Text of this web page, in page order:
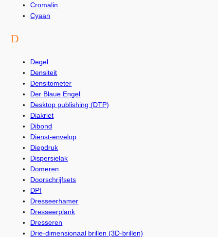
Cromalin
Cyaan
D
Degel
Densiteit
Densitometer
Der Blaue Engel
Desktop publishing (DTP)
Diakriet
Dibond
Dienst-envelop
Diepdruk
Dispersielak
Domeren
Doorschrijfsets
DPI
Dresseerhamer
Dresseerplank
Dresseren
Drie-dimensionaal brillen (3D-brillen)